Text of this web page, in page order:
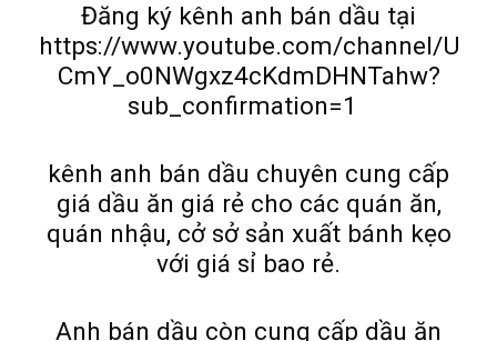
Đăng ký kênh anh bán dầu tại
https://www.youtube.com/channel/U
CmY_o0NWgxz4cKdmDHNTahw?
sub_confirmation=1
kênh anh bán dầu chuyên cung cấp
giá dầu ăn giá rẻ cho các quán ăn,
quán nhậu, cở sở sản xuất bánh kẹo
với giá sỉ bao rẻ.
Anh bán dầu còn cung cấp dầu ăn